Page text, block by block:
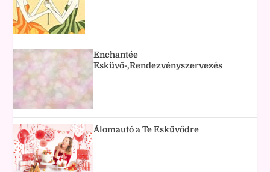
Enchantée
Esküvő-,Rendezvényszervezés
Álomautó a Te Esküvődre